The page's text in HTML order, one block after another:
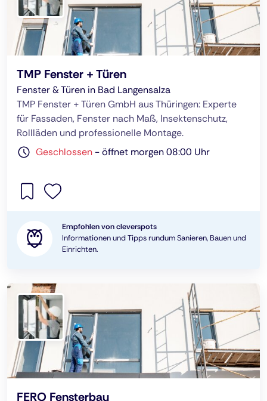
TMP Fenster + Türen
Fenster & Türen in Bad Langensalza
TMP Fenster + Türen GmbH aus Thüringen: Experte
für Fassaden, Fenster nach Maß, Insektenschutz,
Rollläden und professionelle Montage.
Geschlossen -öffnet morgen 08:00 Uhr
Empfohlen von cleverspots
Informationen und Tipps rundum Sanieren, Bauen und
Einrichten.
FERO Fensterbau